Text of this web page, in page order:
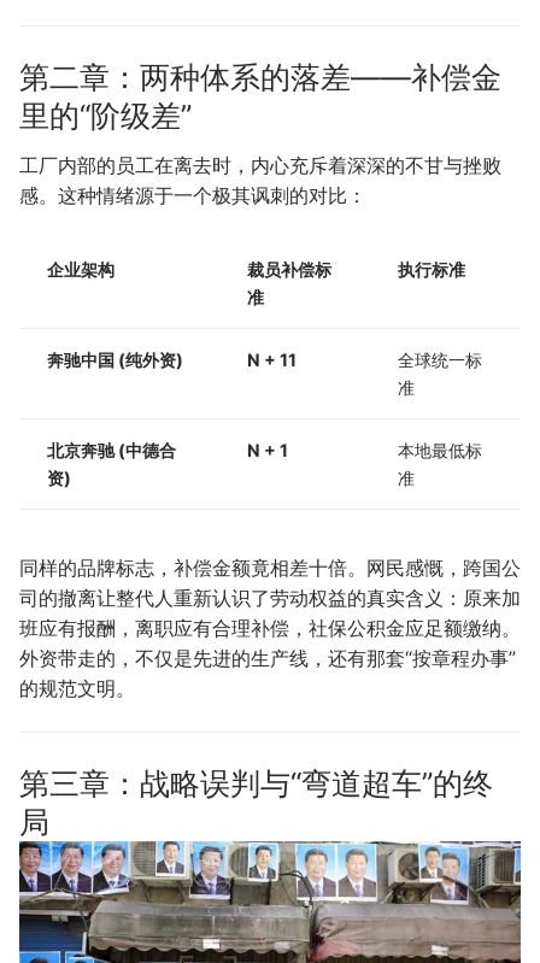
第二章：两种体系的落差——补偿金
里的“阶级差”
工厂内部的员工在离去时，内心充斥着深深的不甘与挫败
感。这种情绪源于一个极其讽刺的对比：
企业架构
裁员补偿标
准
执行标准
奔驰中国 (纯外资) N + 11
全球统一标
准
北京奔驰 (中德合
资)
N + 1
本地最低标
准
同样的品牌标志，补偿金额竟相差十倍。网民感慨，跨国公
司的撤离让整代人重新认识了劳动权益的真实含义：原来加
班应有报酬，离职应有合理补偿，社保公积金应足额缴纳。
外资带走的，不仅是先进的生产线，还有那套“按章程办事”
的规范文明。
第三章：战略误判与“弯道超车”的终
局